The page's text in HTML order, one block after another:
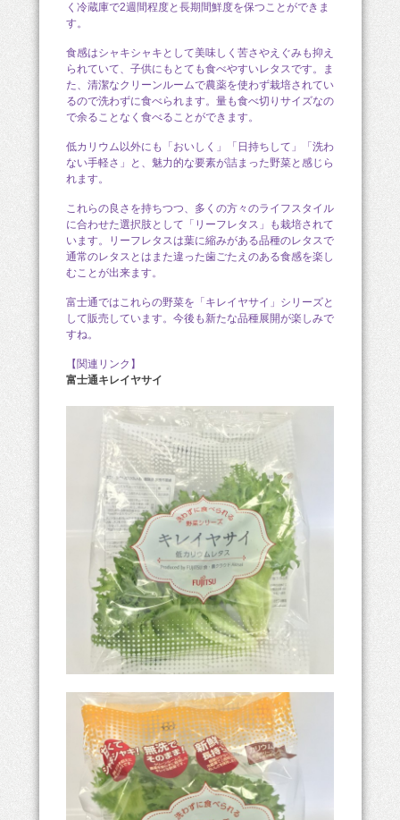
く冷蔵庫で2週間程度と長期間鮮度を保つことができま
す。
食感はシャキシャキとして美味しく苦さやえぐみも抑え
られていて、子供にもとても食べやすいレタスです。ま
た、清潔なクリーンルームで農薬を使わず栽培されてい
るので洗わずに食べられます。量も食べ切りサイズなの
で余ることなく食べることができます。
低カリウム以外にも「おいしく」「日持ちして」「洗わ
ない手軽さ」と、魅力的な要素が詰まった野菜と感じら
れます。
これらの良さを持ちつつ、多くの方々のライフスタイル
に合わせた選択肢として「リーフレタス」も栽培されて
います。リーフレタスは葉に縮みがある品種のレタスで
通常のレタスとはまた違った歯ごたえのある食感を楽し
むことが出来ます。
富士通ではこれらの野菜を「キレイヤサイ」シリーズと
して販売しています。今後も新たな品種展開が楽しみで
すね。
【関連リンク】
富士通キレイヤサイ